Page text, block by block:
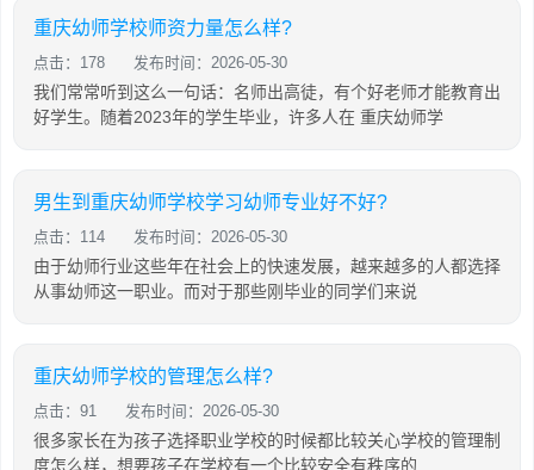
重庆幼师学校师资力量怎么样?
点击：178 发布时间：2026-05-30
我们常常听到这么一句话：名师出高徒，有个好老师才能教育出
好学生。随着2023年的学生毕业，许多人在 重庆幼师学
男生到重庆幼师学校学习幼师专业好不好?
点击：114 发布时间：2026-05-30
由于幼师行业这些年在社会上的快速发展，越来越多的人都选择
从事幼师这一职业。而对于那些刚毕业的同学们来说
重庆幼师学校的管理怎么样?
点击：91 发布时间：2026-05-30
很多家长在为孩子选择职业学校的时候都比较关心学校的管理制
度怎么样，想要孩子在学校有一个比较安全有秩序的